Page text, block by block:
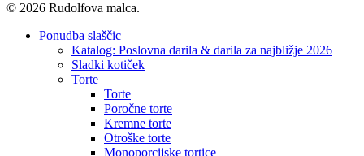
© 2026 Rudolfova malca.
Close
Ponudba slaščic
Katalog: Poslovna darila & darila za najbližje 2026
Sladki kotiček
Torte
Torte
Poročne torte
Kremne torte
Otroške torte
Monoporcijske tortice